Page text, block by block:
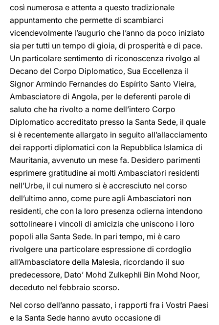
così numerosa e attenta a questo tradizionale
appuntamento che permette di scambiarci
vicendevolmente l’augurio che l’anno da poco iniziato
sia per tutti un tempo di gioia, di prosperità e di pace.
Un particolare sentimento di riconoscenza rivolgo al
Decano del Corpo Diplomatico, Sua Eccellenza il
Signor Armindo Fernandes do Espírito Santo Vieira,
Ambasciatore di Angola, per le deferenti parole di
saluto che ha rivolto a nome dell’intero Corpo
Diplomatico accreditato presso la Santa Sede, il quale
si è recentemente allargato in seguito all’allacciamento
dei rapporti diplomatici con la Repubblica Islamica di
Mauritania, avvenuto un mese fa. Desidero parimenti
esprimere gratitudine ai molti Ambasciatori residenti
nell’Urbe, il cui numero si è accresciuto nel corso
dell’ultimo anno, come pure agli Ambasciatori non
residenti, che con la loro presenza odierna intendono
sottolineare i vincoli di amicizia che uniscono i loro
popoli alla Santa Sede. In pari tempo, mi è caro
rivolgere una particolare espressione di cordoglio
all’Ambasciatore della Malesia, ricordando il suo
predecessore, Dato’ Mohd Zulkephli Bin Mohd Noor,
deceduto nel febbraio scorso.
Nel corso dell’anno passato, i rapporti fra i Vostri Paesi
e la Santa Sede hanno avuto occasione di